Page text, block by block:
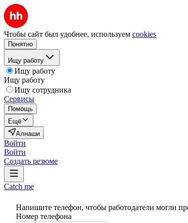
Чтобы сайт был удобнее, используем cookies
Понятно
Ищу работу
Ищу работу
Ищу работу
Ищу сотрудника
Сервисы
Помощь
Ещё
Алнаши
Войти
Войти
Создать резюме
Catch me
Напишите телефон, чтобы работодатели могли
Номер телефона